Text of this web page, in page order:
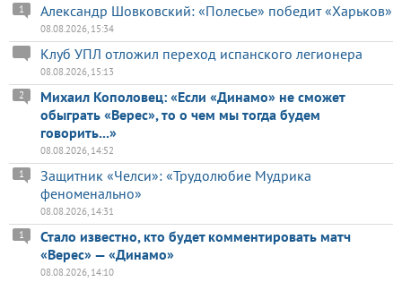
Александр Шовковский: «Полесье» победит «Харьков»
1
08.08.2026, 15:34
Клуб УПЛ отложил переход испанского легионера
08.08.2026, 15:13
Михаил Кополовец: «Если «Динамо» не сможет
обыграть «Верес», то о чем мы тогда будем
говорить...»
2
08.08.2026, 14:52
Защитник «Челси»: «Трудолюбие Мудрика
феноменально»
1
08.08.2026, 14:31
Стало известно, кто будет комментировать матч
«Верес» — «Динамо»
1
08.08.2026, 14:10